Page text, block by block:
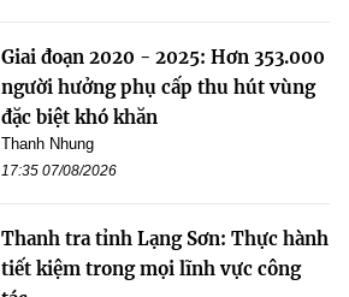
Giai đoạn 2020 - 2025: Hơn 353.000
người hưởng phụ cấp thu hút vùng
đặc biệt khó khăn
Thanh Nhung
17:35 07/08/2026
Thanh tra tỉnh Lạng Sơn: Thực hành
tiết kiệm trong mọi lĩnh vực công